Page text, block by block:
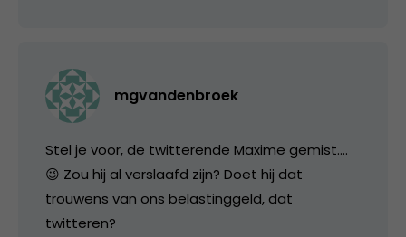
mgvandenbroek
Stel je voor, de twitterende Maxime gemist….
😉 Zou hij al verslaafd zijn? Doet hij dat
trouwens van ons belastinggeld, dat
twitteren?